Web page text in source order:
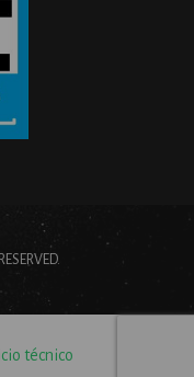
técnico